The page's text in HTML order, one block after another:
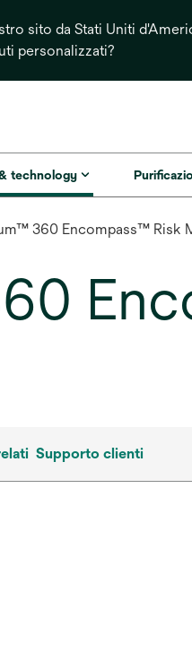
sito da Stati Uniti
personalizzati?
technology
360 Encompass™ Risk
Supporto clienti